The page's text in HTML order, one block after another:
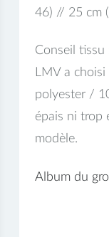
46) // 25 cm
Conseil tissu
LMV a
polyester /
épais ni trop
modèle.
Album du